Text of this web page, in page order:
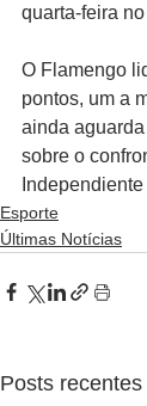
quarta-feira
O Flamengo
pontos, um a
ainda
sobre o
Esporte
Últimas Notícias
Posts recentes